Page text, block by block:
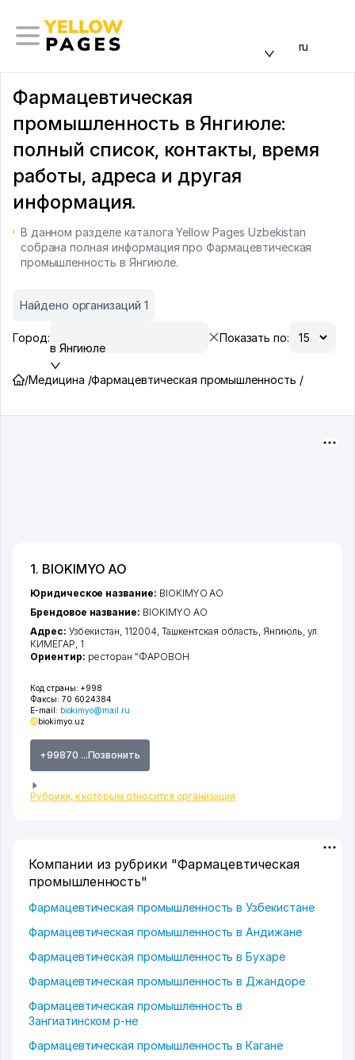
ru
Фармацевтическая
промышленность в Янгиюле:
полный список, контакты, время
работы, адреса и другая
информация.
В данном разделе каталога Yellow Pages Uzbekistan
собрана полная информация про Фармацевтическая
промышленность в Янгиюле.
Найдено организаций 1
Город:
в Янгиюле
Показать по:
/Медицина /Фармацевтическая промышленность /
1. BIOKIMYO АО
Код страны: +998
Факсы: 70 6024384
E-mail: biokimyo@mail.ru
biokimyo.uz
+99870 ...Позвонить
Рубрики, к которым относится организация
Юридическое название: BIOKIMYO АО
Брендовое название: BIOKIMYO АО
Адрес: Узбекистан, 112004, Ташкентская область, Янгиюль,ул.
КИМЁГАР, 1
Ориентир: ресторан "ФАРОВОН
Компании из рубрики "Фармацевтическая
промышленность"
Фармацевтическая промышленность в Узбекистане
Фармацевтическая промышленность в Андижане
Фармацевтическая промышленность в Бухаре
Фармацевтическая промышленность в Джандоре
Фармацевтическая промышленность в
Зангиатинском р-не
Фармацевтическая промышленность в Кагане